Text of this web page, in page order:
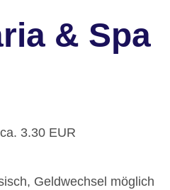
& Spa
3.30 EUR
Geldwechsel möglich